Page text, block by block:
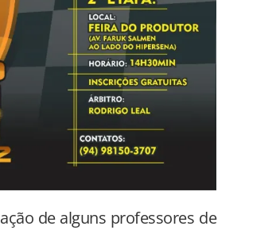
de alguns professores de